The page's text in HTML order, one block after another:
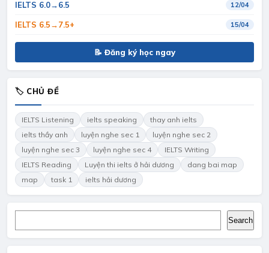
IELTS 6.0→6.5 12/04
IELTS 6.5→7.5+ 15/04
📝 Đăng ký học ngay
🏷 CHỦ ĐỀ
IELTS Listening ielts speaking
thay anh ielts
ielts thầy anh
luyện nghe sec 1
luyện nghe sec 2
luyện nghe sec 3
luyện nghe sec 4
IELTS Writing
IELTS Reading
Luyện thi ielts ở hải dương
dang bai map
map
task 1 ielts hải dương
Search